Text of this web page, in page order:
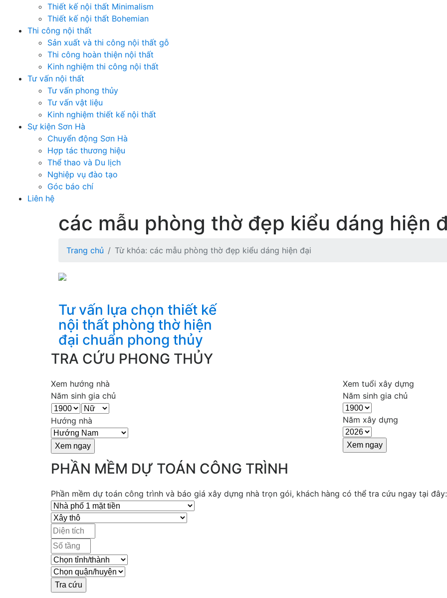
Thiết kế nội thất Minimalism
Thiết kế nội thất Bohemian
Thi công nội thất
Sản xuất và thi công nội thất gỗ
Thi công hoàn thiện nội thất
Kinh nghiệm thi công nội thất
Tư vấn nội thất
Tư vấn phong thủy
Tư vấn vật liệu
Kinh nghiệm thiết kế nội thất
Sự kiện Sơn Hà
Chuyển động Sơn Hà
Hợp tác thương hiệu
Thể thao và Du lịch
Nghiệp vụ đào tạo
Góc báo chí
Liên hệ
các mẫu phòng thờ đẹp kiểu dáng hiện
Trang chủ Từ khóa: các mẫu phòng thờ đẹp kiểu dáng hiện đại
Tư vấn lựa chọn thiết kế
nội thất phòng thờ hiện
đại chuẩn phong thủy
TRA CỨU PHONG THỦY
Xem hướng nhà
Năm sinh gia chủ
Hướng nhà
Xem tuổi xây dựng
Năm sinh gia chủ
Năm xây dựng
PHẦN MỀM DỰ TOÁN CÔNG TRÌNH
Phần mềm dự toán công trình và báo giá xây dựng nhà trọn gói, khách hàng có thể tra cứu ngay tại đây: